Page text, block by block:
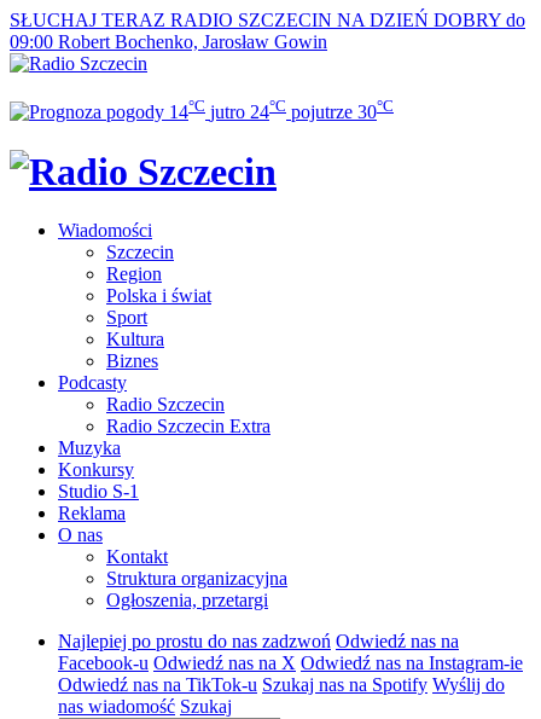
SŁUCHAJ TERAZ RADIO SZCZECIN NA DZIEŃ DOBRY do
09:00 Robert Bochenko, Jarosław Gowin
14°C jutro 24°C pojutrze 30°C
Wiadomości
Szczecin
Region
Polska i świat
Sport
Kultura
Biznes
Podcasty
Radio Szczecin
Radio Szczecin Extra
Muzyka
Konkursy
Studio S-1
Reklama
O nas
Kontakt
Struktura organizacyjna
Ogłoszenia, przetargi
Najlepiej po prostu do nas zadzwoń Odwiedź nas na
Facebook-u Odwiedź nas na X Odwiedź nas na Instagram-ie
Odwiedź nas na TikTok-u Szukaj nas na Spotify Wyślij do
nas wiadomość Szukaj